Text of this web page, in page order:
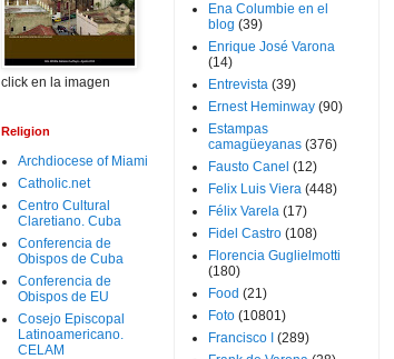
click en la imagen
Religion
Archdiocese of Miami
Catholic.net
Centro Cultural
Claretiano. Cuba
Conferencia de
Obispos de Cuba
Conferencia de
Obispos de EU
Cosejo Episcopal
Latinoamericano.
CELAM
Ena Columbie en el
blog (39)
Enrique José Varona
(14)
Entrevista (39)
Ernest Heminway (90)
Estampas
camagüeyanas (376)
Fausto Canel (12)
Felix Luis Viera (448)
Félix Varela (17)
Fidel Castro (108)
Florencia Guglielmotti
(180)
Food (21)
Foto (10801)
Francisco I
(289)